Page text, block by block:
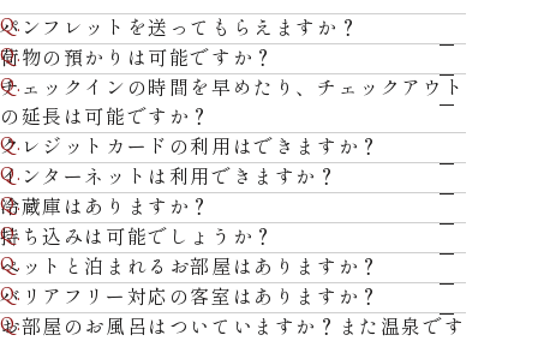
パンフレットを送ってもらえますか？
荷物の預かりは可能ですか？
チェックインの時間を早めたり、チェックアウト
の延長は可能ですか？
クレジットカードの利用はできますか？
インターネットは利用できますか？
冷蔵庫はありますか？
持ち込みは可能でしょうか？
ペットと泊まれるお部屋はありますか？
バリアフリー対応の客室はありますか？
お部屋のお風呂はついていますか？また温泉です